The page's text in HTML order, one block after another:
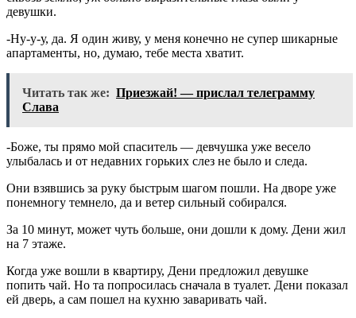
девушки.
-Ну-у-у, да. Я один живу, у меня конечно не супер шикарные
апартаменты, но, думаю, тебе места хватит.
Читать так же: Приезжай! — прислал телеграмму
Слава
-Боже, ты прямо мой спаситель — девчушка уже весело
улыбалась и от недавних горьких слез не было и следа.
Они взявшись за руку быстрым шагом пошли. На дворе уже
понемногу темнело, да и ветер сильный собирался.
За 10 минут, может чуть больше, они дошли к дому. Дени жил
на 7 этаже.
Когда уже вошли в квартиру, Дени предложил девушке
попить чай. Но та попросилась сначала в туалет. Дени показал
ей дверь, а сам пошел на кухню заваривать чай.